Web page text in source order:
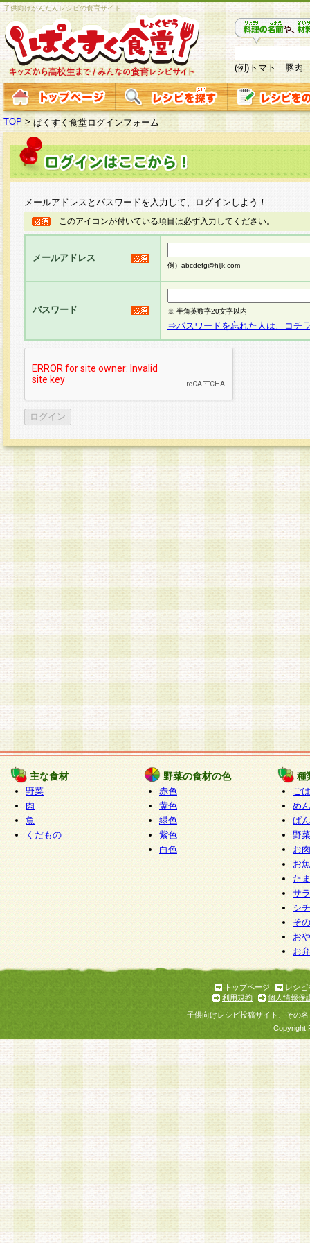
子供向けかんたんレシピの食育サイト
(例)トマト 豚肉
TOP > ぱくすく食堂ログインフォーム
メールアドレスとパスワードを入力して、ログインしよう！
このアイコンが付いている項目は必ず入力してください。
メールアドレス
例）abcdefg@hijk.com
パスワード ※ 半角英数字20文字以内
⇒パスワードを忘れた人は、コチ
主な食材
野菜
肉
魚
くだもの
野菜の食材の色
赤色
黄色
緑色
紫色
白色
種
ご
めん
ぱん
野
お
お
た
サ
シ
そ
お
お
トップページ
レシピ
利用規約
個人情報保
子供向けレシピ投稿サイト、その
Copyright